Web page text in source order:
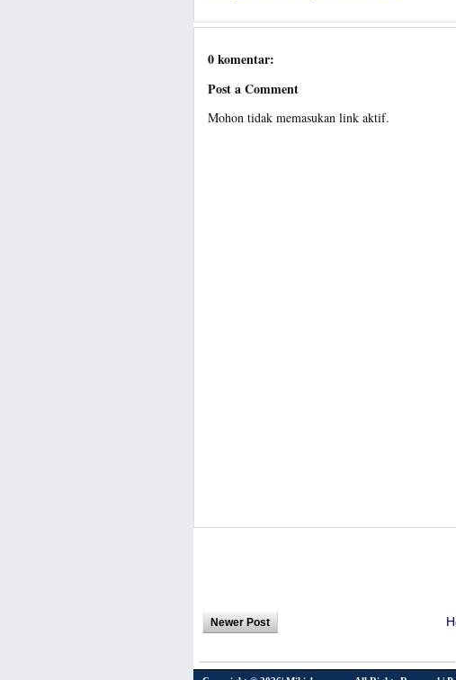
0 komentar:
Post a Comment
Mohon tidak memasukan link aktif.
Newer Post